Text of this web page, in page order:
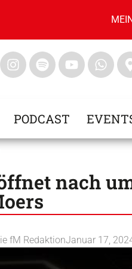
PODCAST
nach
fM RedaktionJanuar 17,